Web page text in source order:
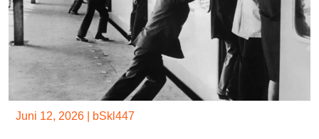
Juni 12, 2026 bSkl447